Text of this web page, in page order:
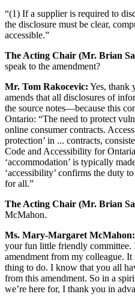
“(1) If a supplier is required to
the disclosure must be clear,
accessible.”
The Acting Chair (Mr. Brian
speak to the amendment?
Mr. Tom Rakocevic: Yes, thank
amends that all disclosures of
the source notes—because this
Ontario: “The need to protect
online consumer contracts.
protection’ in ... contracts,
Code and Accessibility for
‘accommodation’ is typically
‘accessibility’ confirms the duty
for all.”
The Acting Chair (Mr. Brian
McMahon.
Ms. Mary-Margaret McMahon:
your fun little friendly committee.
amendment from my colleague. It
thing to do. I know that you all
from this amendment. So in a
we’re here for, I thank you in